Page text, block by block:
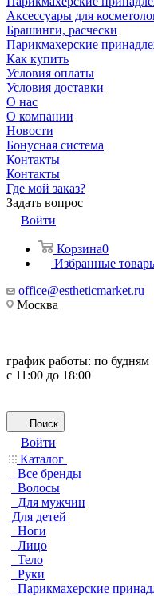
Аксессуары для
Брашинги, расчески
Парикмахерские
Как купить
Условия оплаты
Условия доставки
О нас
О компании
Новости
Бонусная система
Контакты
Контакты
Где мой заказ?
Задать вопрос
Войти
Корзина0
Избранные
office@estheticmarket.ru
Москва
график работы: по будням
с 11:00 до 18:00
Поиск
Войти
Каталог
Все бренды
Волосы
Для мужчин
Для детей
Ноги
Лицо
Тело
Руки
Парикмахерские